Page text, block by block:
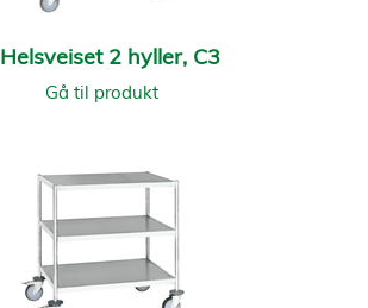
Helsveiset 2 hyller, C3
Gå til produkt